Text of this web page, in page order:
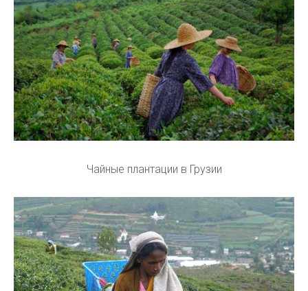
Чайные плантации в Грузии